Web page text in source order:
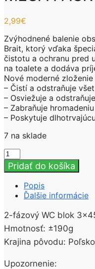
2,99€
Zvýhodnené balenie
Brait, ktorý vďaka
čistotu a ochranu pred
na toalete a dodáva
Nové moderné zloženie
– Čistí a odstraňuje
– Osviežuje a
– Zabraňuje
– Poskytuje
7 na sklade
množstvo
Brait
2-
fázový
Pine
MEGA
PACK
3X45g
Pridať do košíka
Popis
Ďalšie informácie
2-fázový WC blok
Hmotnosť: ±190g
Krajina pôvodu: Poľsko
Upozornenie: